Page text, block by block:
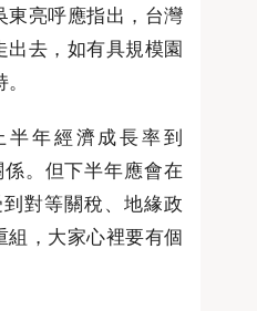
東亮呼應指出，台灣
去，如有具規模園
年經濟成長率到
。但下半年應會在
對等關稅、地緣政
，大家心裡要有個